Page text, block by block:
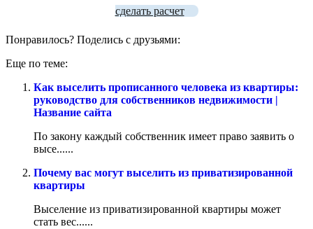
сделать расчет
Понравилось? Поделись с друзьями:
Еще по теме:
Как выселить прописанного человека из квартиры:
руководство для собственников недвижимости |
Название сайта
По закону каждый собственник имеет право заявить о
высе......
Почему вас могут выселить из приватизированной
квартиры
Выселение из приватизированной квартиры может
стать вес......